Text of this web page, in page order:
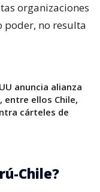
organizaciones
poder, no resulta
anuncia alianza
entre ellos Chile,
cárteles de
Chile?